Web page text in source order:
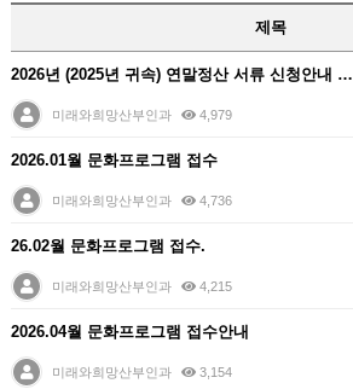
제목
2026년 (2025년 귀속) 연말정산 서류 신청안내 …
미래와희망산부인과 4,979
2026.01월 문화프로그램 접수
미래와희망산부인과 4,736
26.02월 문화프로그램 접수.
미래와희망산부인과 4,215
2026.04월 문화프로그램 접수안내
미래와희망산부인과 3,154